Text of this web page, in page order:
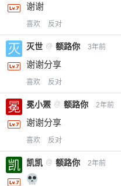
谢谢
喜欢 反对
灭世 @ 额路你 3年前
谢谢分享
喜欢 反对
冕小罴 @ 额路你 2年前
谢谢分享
喜欢 反对
凯凯 @ 额路你 2年前